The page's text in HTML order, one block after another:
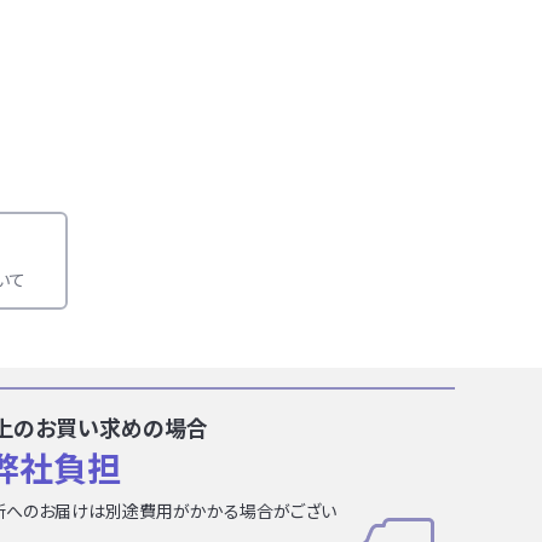
て
お買い求めの場合
社負担
のお届けは別途費用がかかる場合がござい